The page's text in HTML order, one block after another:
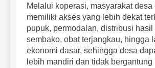
Melalui koperasi, masyarakat desa
memiliki akses yang lebih dekat
pupuk, permodalan, distribusi hasil
sembako, obat terjangkau, hingga
ekonomi dasar, sehingga desa
lebih mandiri dan tidak